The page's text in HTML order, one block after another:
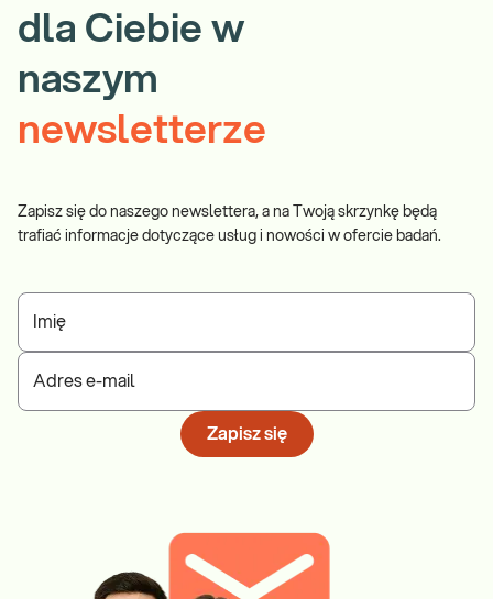
dla Ciebie w
naszym
newsletterze
Zapisz się do naszego newslettera, a na Twoją skrzynkę będą
trafiać informacje dotyczące usług i nowości w ofercie badań.
Imię
Adres e-mail
Zapisz się